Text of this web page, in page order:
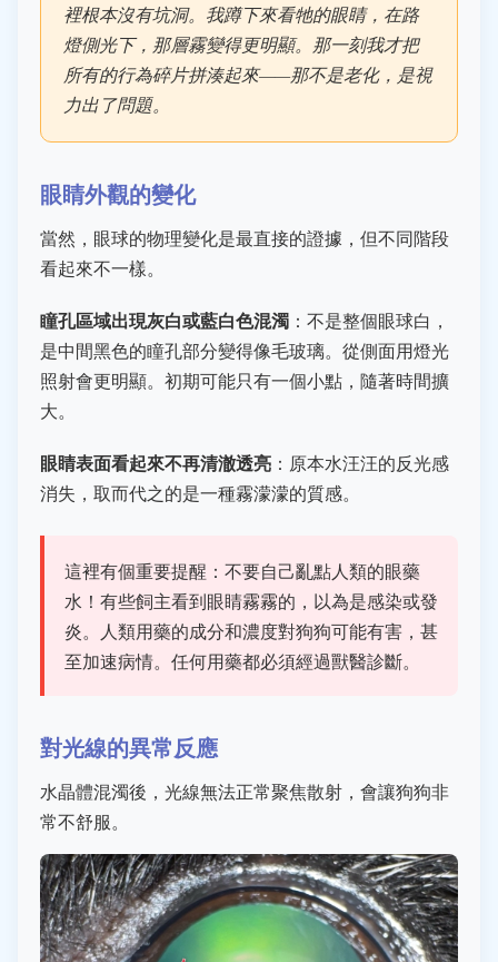
裡根本沒有坑洞。我蹲下來看牠的眼睛，在路
燈側光下，那層霧變得更明顯。那一刻我才把
所有的行為碎片拼湊起來——那不是老化，是視
力出了問題。
眼睛外觀的變化
當然，眼球的物理變化是最直接的證據，但不同階段
看起來不一樣。
瞳孔區域出現灰白或藍白色混濁 ：不是整個眼球白，
是中間黑色的瞳孔部分變得像毛玻璃。從側面用燈光
照射會更明顯。初期可能只有一個小點，隨著時間擴
大。
眼睛表面看起來不再清澈透亮 ：原本水汪汪的反光感
消失，取而代之的是一種霧濛濛的質感。
這裡有個重要提醒：不要自己亂點人類的眼藥
水！有些飼主看到眼睛霧霧的，以為是感染或發
炎。人類用藥的成分和濃度對狗狗可能有害，甚
至加速病情。任何用藥都必須經過獸醫診斷。
對光線的異常反應
水晶體混濁後，光線無法正常聚焦散射，會讓狗狗非
常不舒服。